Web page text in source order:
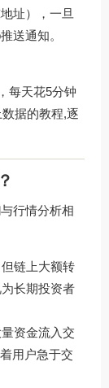
址），一旦
送通知。
每天花5分钟
据的教程,逐
与行情分析相
链上大额转
长期投资者
资金流入交
用户急于交